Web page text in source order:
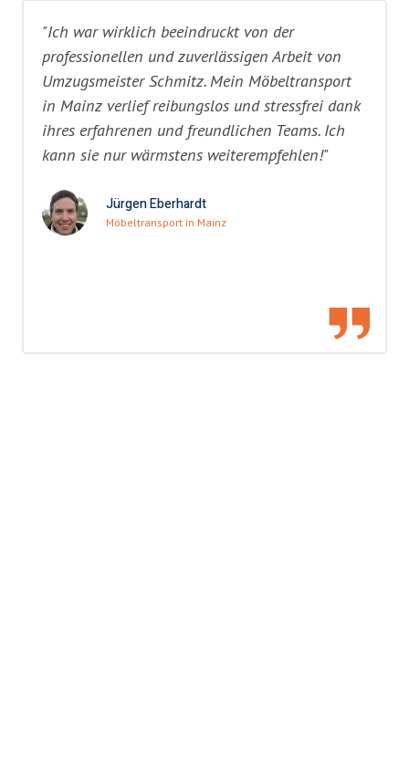
"Ich war wirklich beeindruckt von der
professionellen und zuverlässigen Arbeit von
Umzugsmeister Schmitz. Mein Möbeltransport
in Mainz verlief reibungslos und stressfrei dank
ihres erfahrenen und freundlichen Teams. Ich
kann sie nur wärmstens weiterempfehlen!"
Jürgen Eberhardt
Möbeltransport in Mainz